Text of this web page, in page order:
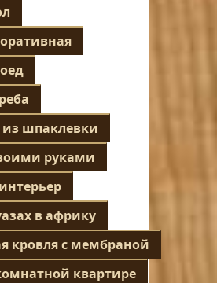
шпаклевки
руками
в африку
кровля с мембраной
квартире